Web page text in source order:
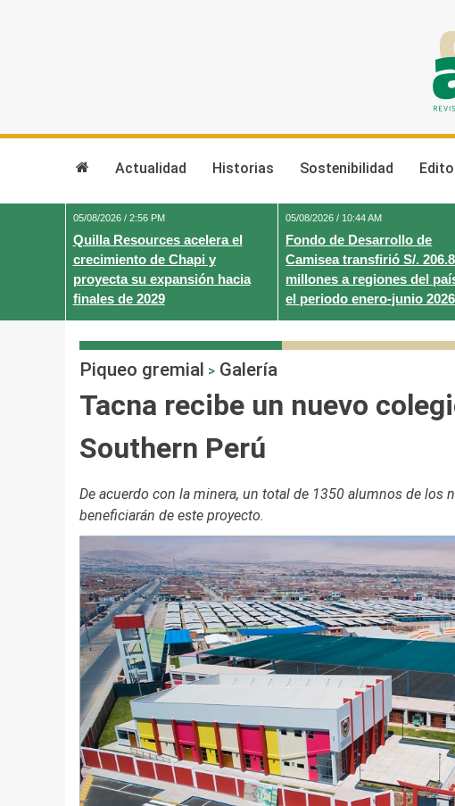
Actualidad Historias Sostenibilidad
05/08/2026 / 2:56 PM
Quilla Resources acelera el
crecimiento de Chapi y
proyecta su expansión hacia
finales de 2029
05/08/2026 / 10:44 AM
Fondo de Desarrollo de
Camisea transfirió S/.
millones a regiones del
el periodo enero-junio 2026
Piqueo gremial > Galería
Tacna recibe un nuevo
Southern Perú
De acuerdo con la minera, un total de 1350 alumnos de los
beneficiarán de este proyecto.